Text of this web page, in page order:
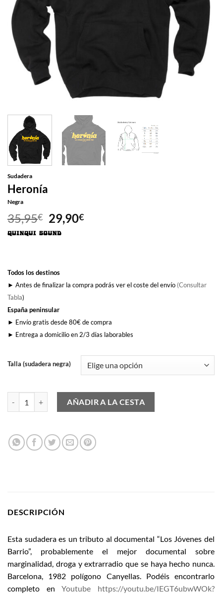
Sudadera
Heronía
Negra
35,95€ El
precio
29,90€El
Todos los destinos
► Antes de finalizar la compra podrás ver el coste del envío (Consultar
Tabla)
España peninsular
► Envío gratis desde 80€ de compra
► Entrega a domicilio en 2/3 días laborables
Talla (sudadera negra)
AÑADIR A LA CESTA
DESCRIPCIÓN
Esta sudadera es un tributo al documental “Los Jóvenes del
Barrio”, probablemente el mejor documental sobre
marginalidad, droga y extrarradio que se haya hecho nunca.
Barcelona, 1982 polígono Canyellas. Podéis encontrarlo
completo enYoutube https://youtu.be/IEGT6ubwWOk?